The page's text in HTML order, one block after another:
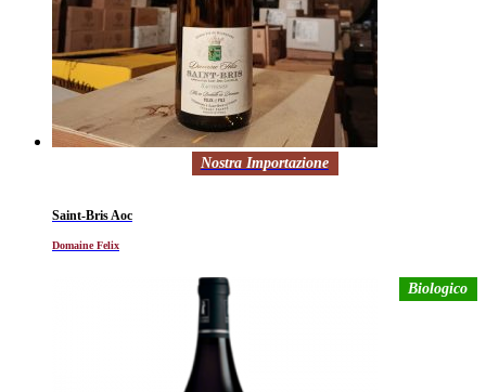
Nostra Importazione
Saint-Bris Aoc
Domaine Felix
Biologico